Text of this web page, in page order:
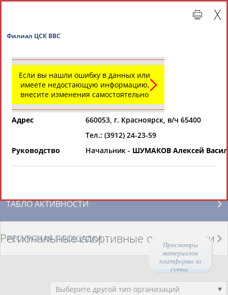
Просмотры
материалов
платформы за
сутки:
Региональные спортивные организации
СВОДНЫЕ ИНДЕКСЫ
ТАБЛО АКТИВНОСТИ
РЕСУРСНАЯ ПЛОЩАДКА
Региональные спортивные организации
Выберите другой тип организаций
Если вы нашли ошибку в данных или
имеете недостающую информацию,
внесите изменения самостоятельно
Адрес
660053, г. Красноярск, в/ч 65400
Тел.: (3912) 24-23-59
Руководство
Начальник - ШУМАКОВ Алексей